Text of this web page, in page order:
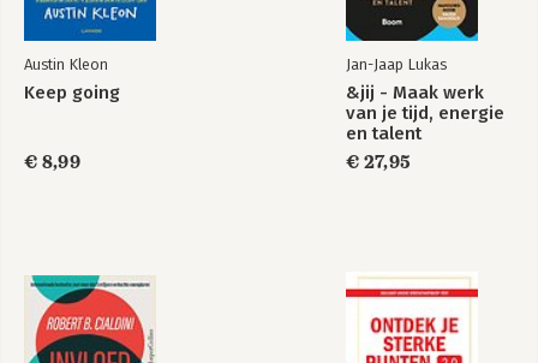
Austin Kleon
Keep going
€ 8,99
Jan-Jaap Lukas
&jij - Maak werk
van je tijd, energie
en talent
€ 27,95